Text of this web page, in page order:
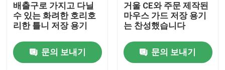
배출구로 가지고 다닐
수 있는 화려한 호리호
리한 틀니 저장 용기
문의 보내기
거울 CE와 주문 제작된
마우스 가드 저장 용기
는 찬성했습니다
문의 보내기